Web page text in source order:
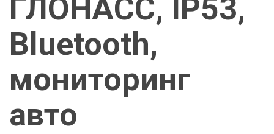
ГЛОНАСС, IP53,
Bluetooth,
мониторинг
авто